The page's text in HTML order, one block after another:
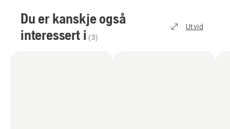
Du er kanskje også
interessert i (3)
Utvid